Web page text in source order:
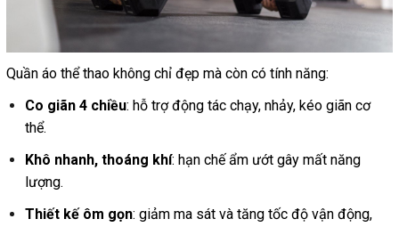
Quần áo thể thao không chỉ đẹp mà còn có tính năng:
Co giãn 4 chiều: hỗ trợ động tác chạy, nhảy, kéo giãn cơ
thể.
Khô nhanh, thoáng khí: hạn chế ẩm ướt gây mất năng
lượng.
Thiết kế ôm gọn: giảm ma sát và tăng tốc độ vận động,